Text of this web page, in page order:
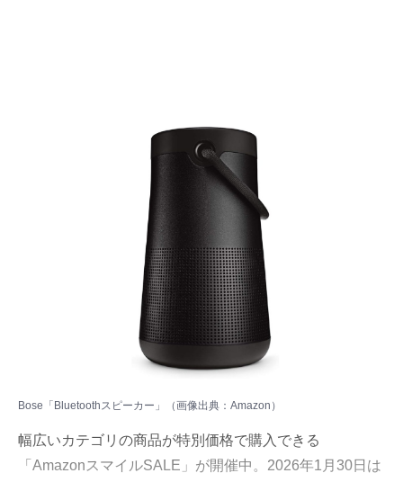
Bose「Bluetoothスピーカー」（画像出典：Amazon）
幅広いカテゴリの商品が特別価格で購入できる
「AmazonスマイルSALE」が開催中。2026年1月30日は